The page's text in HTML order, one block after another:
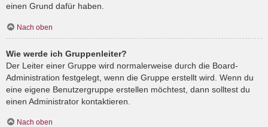
einen Grund dafür haben.
Nach oben
Wie werde ich Gruppenleiter?
Der Leiter einer Gruppe wird normalerweise durch die Board-
Administration festgelegt, wenn die Gruppe erstellt wird. Wenn du
eine eigene Benutzergruppe erstellen möchtest, dann solltest du
einen Administrator kontaktieren.
Nach oben